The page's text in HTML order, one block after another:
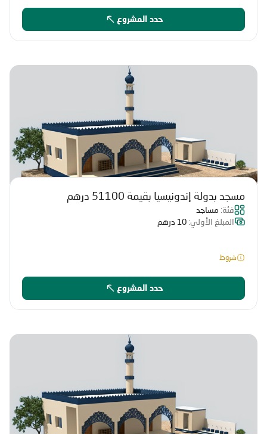
حدد المشروع
مسجد بدولة إندونيسيا بقيمة 51100 درهم
فئة: مساجد
المبلغ الأولي: 10 درهم
شروط
حدد المشروع